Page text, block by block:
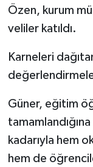
Özen, kurum
veliler katıldı.
Karneleri
Güner, eğitim
kadarıyla hem
hem de